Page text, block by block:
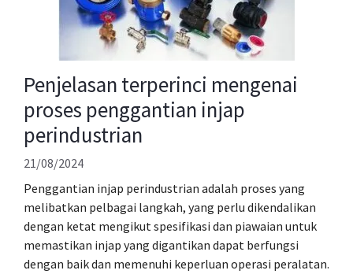
Penjelasan terperinci mengenai
proses penggantian injap
perindustrian
21/08/2024
Penggantian injap perindustrian adalah proses yang
melibatkan pelbagai langkah, yang perlu dikendalikan
dengan ketat mengikut spesifikasi dan piawaian untuk
memastikan injap yang digantikan dapat berfungsi
dengan baik dan memenuhi keperluan operasi peralatan.